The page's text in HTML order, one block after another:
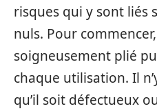
risques qui y sont liés
nuls. Pour
soigneusement plié
chaque utilisation. Il
qu’il soit défectueux